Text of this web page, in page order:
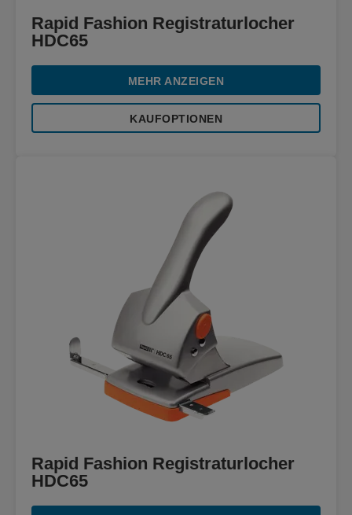
Rapid Fashion Registraturlocher
HDC65
MEHR ANZEIGEN
KAUFOPTIONEN
Rapid Fashion Registraturlocher
HDC65